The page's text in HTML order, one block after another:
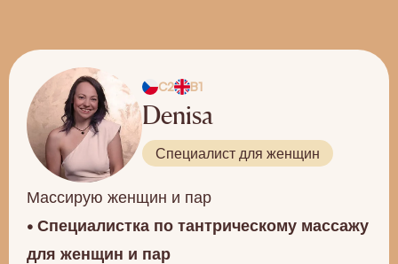
C2 B1
Denisa
Специалист для женщин
Массирую женщин и пар
• Специалистка по тантрическому массажу
для женщин и пар